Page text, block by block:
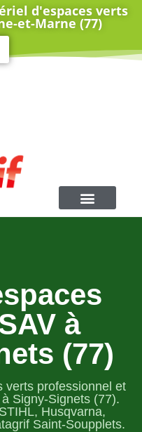
d'espaces verts
et-Marne (77)
à
(77)
verts professionnel et
Signy-Signets (77).
Husqvarna,
Saint-Soupplets.